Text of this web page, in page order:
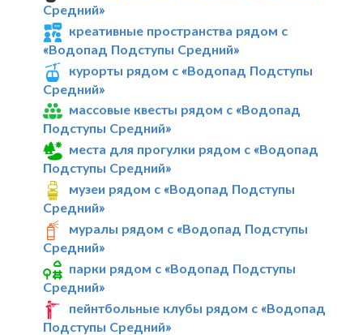
Средний»
креативные пространства рядом с
«Водопад Подступы Средний»
курорты рядом с «Водопад Подступы
Средний»
массовые квесты рядом с «Водопад
Подступы Средний»
места для прогулки рядом с «Водопад
Подступы Средний»
музеи рядом с «Водопад Подступы
Средний»
муралы рядом с «Водопад Подступы
Средний»
парки рядом с «Водопад Подступы
Средний»
пейнтбольные клубы рядом с «Водопад
Подступы Средний»